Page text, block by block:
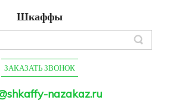
Шкаффы
ЗАКАЗАТЬ ЗВОНОК
nazakaz.ru